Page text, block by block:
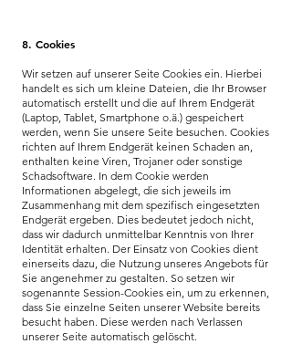
8. Cookies
Wir setzen auf unserer Seite Cookies ein. Hierbei
handelt es sich um kleine Dateien, die Ihr Browser
automatisch erstellt und die auf Ihrem Endgerät
(Laptop, Tablet, Smartphone o.ä.) gespeichert
werden, wenn Sie unsere Seite besuchen. Cookies
richten auf Ihrem Endgerät keinen Schaden an,
enthalten keine Viren, Trojaner oder sonstige
Schadsoftware. In dem Cookie werden
Informationen abgelegt, die sich jeweils im
Zusammenhang mit dem spezifisch eingesetzten
Endgerät ergeben. Dies bedeutet jedoch nicht,
dass wir dadurch unmittelbar Kenntnis von Ihrer
Identität erhalten. Der Einsatz von Cookies dient
einerseits dazu, die Nutzung unseres Angebots für
Sie angenehmer zu gestalten. So setzen wir
sogenannte Session-Cookies ein, um zu erkennen,
dass Sie einzelne Seiten unserer Website bereits
besucht haben. Diese werden nach Verlassen
unserer Seite automatisch gelöscht.